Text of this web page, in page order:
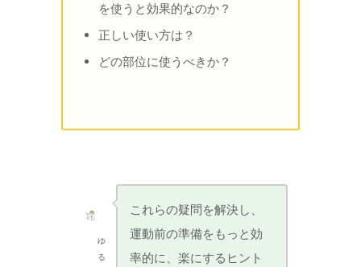
を使うと効果的なのか？
正しい使い方は？
どの部位に使うべきか？
ゆ
る
これらの疑問を解決し、
運動前の準備をもっと効
率的に、楽にするヒント